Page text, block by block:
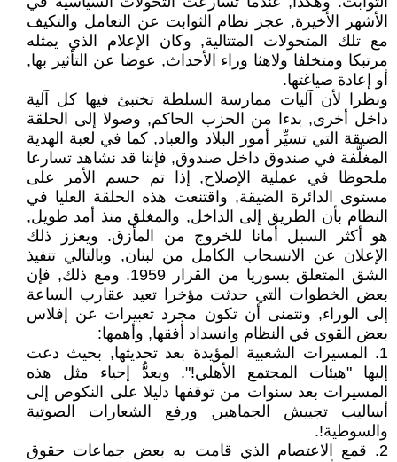
الأشهر الأخيرة, عجز نظام الثوابت عن التعامل والتكيف
مع تلك المتحولات المتتالية, وكان الإعلام الذي يمثله
مرتبكا ومتخلفا ولاهثا وراء الأحداث, عوضا عن التأثير بها,
أو إعادة صياغتها.
ونظرا لأن آليات ممارسة السلطة تختبئ فيها كل آلية
داخل أخرى, بدءا من الحزب الحاكم, وصولا إلى الحلقة
الضيقة التي تسيِّر أمور البلاد والعباد, كما في لعبة الهدية
المغلَّفة في صندوق داخل صندوق, فإننا قد نشاهد تسارعا
ملحوظا في عملية الإصلاح, إذا تم حسم الأمر على
مستوى الدائرة الضيقة, واقتنعت هذه الحلقة العليا في
النظام بأن الطريق إلى الداخل, والمغلق منذ أمد طويل,
هو أكثر السبل أمانا للخروج من المأزق. ويعزز ذلك
الإعلان عن الانسحاب الكامل من لبنان, وبالتالي تنفيذ
الشق المتعلق بسوريا من القرار 1959. ومع ذلك, فإن
بعض الخطوات التي حدثت مؤخرا تعيد عقارب الساعة
إلى الوراء, ونتمنى أن تكون مجرد تعبيرات عن إفلاس
بعض القوى في النظام وانسداد أفقها, وأهمها:
1. المسيرات الشعبية المؤيدة بعد تحديثها, بحيث دعت
إليها "هيئات المجتمع الأهلي!". ويعدُّ إحياء مثل هذه
المسيرات بعد سنوات من توقفها دليلا على النكوص إلى
أساليب تجييش الجماهير, ورفع الشعارات الصوتية
والسوطية!.
2. قمع الاعتصام الذي قامت به بعض جماعات حقوق